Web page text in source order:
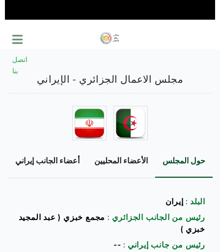
اتصل
بنا
مجلس الاعمال الجزائري - الإيراني
حول المجلس الأعضاء المحليين أعضاء الجانب إيراني
البلد : إيران
رئيس من الجانب الجزائري : مجمع خبزي ( عبد المجيد
خبزي )
رئيس من جانب إيراني : --